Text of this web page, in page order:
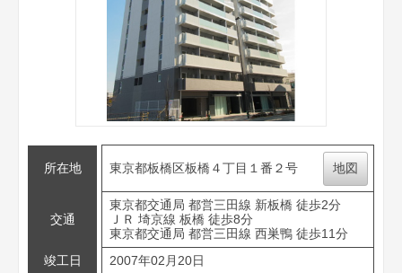
所在地 東京都板橋区板橋４丁目１番２号 地図
交通
東京都交通局 都営三田線 新板橋 徒歩2分
ＪＲ 埼京線 板橋 徒歩8分
東京都交通局 都営三田線 西巣鴨 徒歩11分
竣工日
2007年02月20日